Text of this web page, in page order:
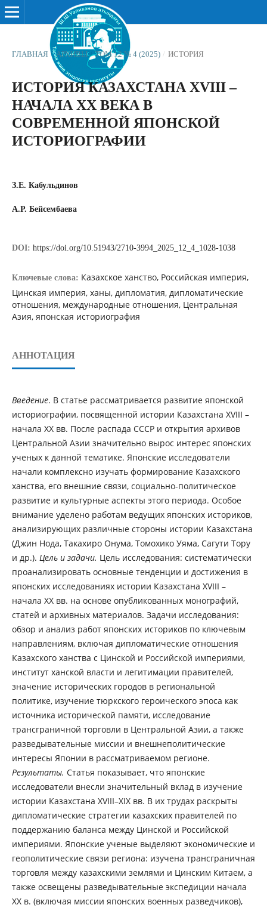
ГЛАВНАЯ / АРХИВЫ / ТОМ 12 № 4 (2025) / ИСТОРИЯ
ИСТОРИЯ КАЗАХСТАНА XVIII –
НАЧАЛА ХХ ВЕКА В
СОВРЕМЕННОЙ ЯПОНСКОЙ
ИСТОРИОГРАФИИ
З.Е. Кабульдинов
А.Р. Бейсембаева
DOI: https://doi.org/10.51943/2710-3994_2025_12_4_1028-1038
Ключевые слова: Казахское ханство, Российская империя,
Цинская империя, ханы, дипломатия, дипломатические
отношения, международные отношения, Центральная
Азия, японская историография
АННОТАЦИЯ
Введение. В статье рассматривается развитие японской
историографии, посвященной истории Казахстана XVIII –
начала XX вв. После распада СССР и открытия архивов
Центральной Азии значительно вырос интерес японских
ученых к данной тематике. Японские исследователи
начали комплексно изучать формирование Казахского
ханства, его внешние связи, социально-политическое
развитие и культурные аспекты этого периода. Особое
внимание уделено работам ведущих японских историков,
анализирующих различные стороны истории Казахстана
(Джин Нода, Такахиро Онума, Томохико Уяма, Сагути Тору
и др.). Цель и задачи. Цель исследования: систематически
проанализировать основные тенденции и достижения в
японских исследованиях истории Казахстана XVIII –
начала XX вв. на основе опубликованных монографий,
статей и архивных материалов. Задачи исследования:
обзор и анализ работ японских историков по ключевым
направлениям, включая дипломатические отношения
Казахского ханства с Цинской и Российской империями,
институт ханской власти и легитимации правителей,
значение исторических городов в региональной
политике, изучение тюркского героического эпоса как
источника исторической памяти, исследование
трансграничной торговли в Центральной Азии, а также
разведывательные миссии и внешнеполитические
интересы Японии в рассматриваемом регионе.
Результаты. Статья показывает, что японские
исследователи внесли значительный вклад в изучение
истории Казахстана XVIII–XIX вв. В их трудах раскрыты
дипломатические стратегии казахских правителей по
поддержанию баланса между Цинской и Российской
империями. Японские ученые выделяют экономические и
геополитические связи региона: изучена трансграничная
торговля между казахскими землями и Цинским Китаем, а
также освещены разведывательные экспедиции начала
ХХ в. (включая миссии японских военных разведчиков),